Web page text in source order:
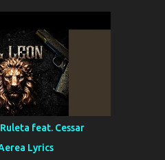
Se mueven solo
su hermano el TRES
andan ESPERANDO
ESTARÁ PRESENTE
ni tampoco las
de grandes por eso
doy las instrucciones
Música Si es que
de confianza tengo
feat. Cessar
Lyrics